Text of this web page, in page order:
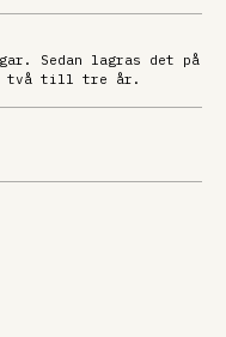
Sedan lagras det på
i två till tre år.